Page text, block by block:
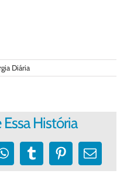
Diária
História
WhatsApp
TumblrPinterest
E-